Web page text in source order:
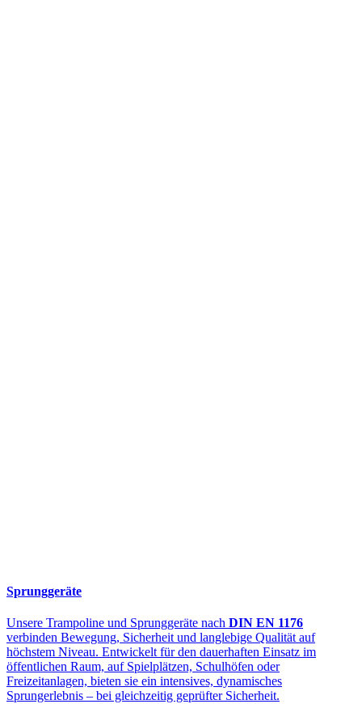
Sprunggeräte
Unsere Trampoline und Sprunggeräte nach DIN EN 1176
verbinden Bewegung, Sicherheit und langlebige Qualität auf
höchstem Niveau. Entwickelt für den dauerhaften Einsatz im
öffentlichen Raum, auf Spielplätzen, Schulhöfen oder
Freizeitanlagen, bieten sie ein intensives, dynamisches
Sprungerlebnis – bei gleichzeitig geprüfter Sicherheit.